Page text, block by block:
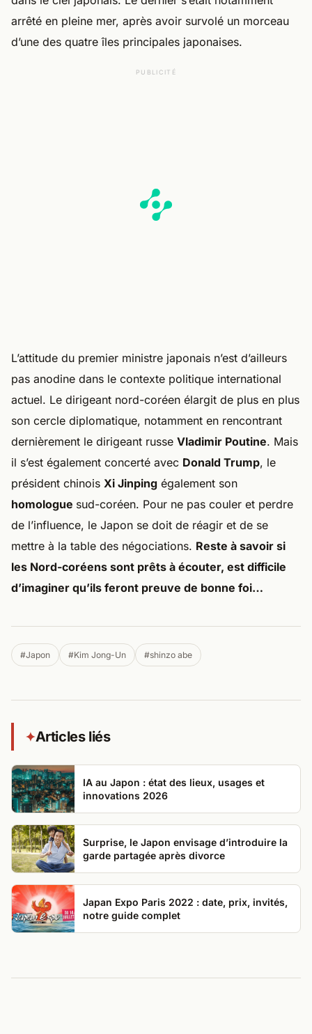
arrêté en pleine mer, après avoir survolé un morceau
d’une des quatre îles principales japonaises.
PUBLICITÉ
L’attitude du premier ministre japonais n’est d’ailleurs
pas anodine dans le contexte politique international
actuel. Le dirigeant nord-coréen élargit de plus en plus
son cercle diplomatique, notamment en rencontrant
dernièrement le dirigeant russe Vladimir Poutine. Mais
il s’est également concerté avec Donald Trump, le
président chinois Xi Jinping également son
homologue sud-coréen. Pour ne pas couler et perdre
de l’influence, le Japon se doit de réagir et de se
mettre à la table des négociations. Reste à savoir si
les Nord-coréens sont prêts à écouter, est difficile
d’imaginer qu’ils feront preuve de bonne foi…
#Japon #Kim Jong-Un #shinzo abe
✦Articles liés
IA au Japon : état des lieux, usages et
innovations 2026
Surprise, le Japon envisage d’introduire la
garde partagée après divorce
Japan Expo Paris 2022 : date, prix, invités,
notre guide complet